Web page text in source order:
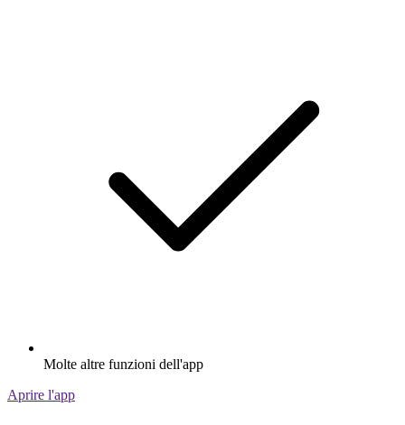
Molte altre funzioni dell'app
Aprire l'app